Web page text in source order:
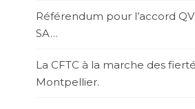
Référendum pour l’accord
SA…
La CFTC à la marche des
Montpellier.